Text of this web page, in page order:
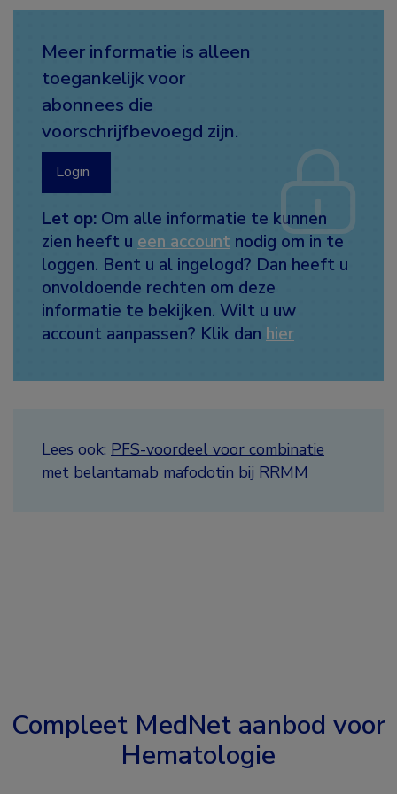
Meer informatie is alleen
toegankelijk voor
abonnees die
voorschrijfbevoegd zijn.
Login
Let op: Om alle informatie te kunnen
zien heeft u een account nodig om in te
loggen. Bent u al ingelogd? Dan heeft u
onvoldoende rechten om deze
informatie te bekijken. Wilt u uw
account aanpassen? Klik dan hier
Lees ook: PFS-voordeel voor combinatie
met belantamab mafodotin bij RRMM
Compleet MedNet aanbod voor
Hematologie